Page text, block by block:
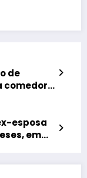
de
comedor
esposa
em